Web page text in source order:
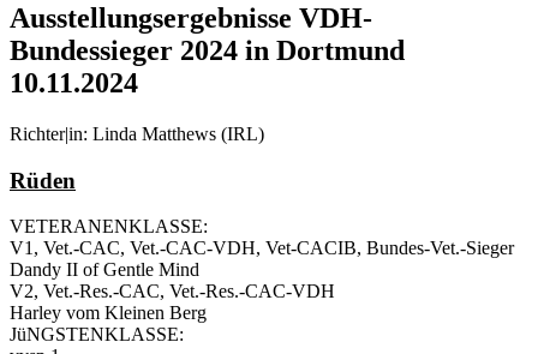
Ausstellungsergebnisse VDH-
Bundessieger 2024 in Dortmund
10.11.2024
Richter|in: Linda Matthews (IRL)
Rüden
VETERANENKLASSE:
V1, Vet.-CAC, Vet.-CAC-VDH, Vet-CACIB, Bundes-Vet.-Sieger
Dandy II of Gentle Mind
V2, Vet.-Res.-CAC, Vet.-Res.-CAC-VDH
Harley vom Kleinen Berg
JüNGSTENKLASSE: